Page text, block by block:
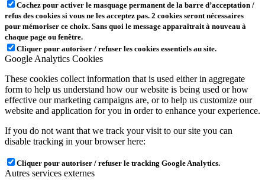
Cochez pour activer le masquage permanent de la barre d’acceptation /
refus des cookies si vous ne les acceptez pas. 2 cookies seront nécessaires
pour mémoriser ce choix. Sans quoi le message apparaitrait à nouveau à
chaque page ou fenêtre.
Cliquer pour autoriser / refuser les cookies essentiels au site.
Google Analytics Cookies
These cookies collect information that is used either in aggregate
form to help us understand how our website is being used or how
effective our marketing campaigns are, or to help us customize our
website and application for you in order to enhance your experience.
If you do not want that we track your visit to our site you can
disable tracking in your browser here:
Cliquer pour autoriser / refuser le tracking Google Analytics.
Autres services externes